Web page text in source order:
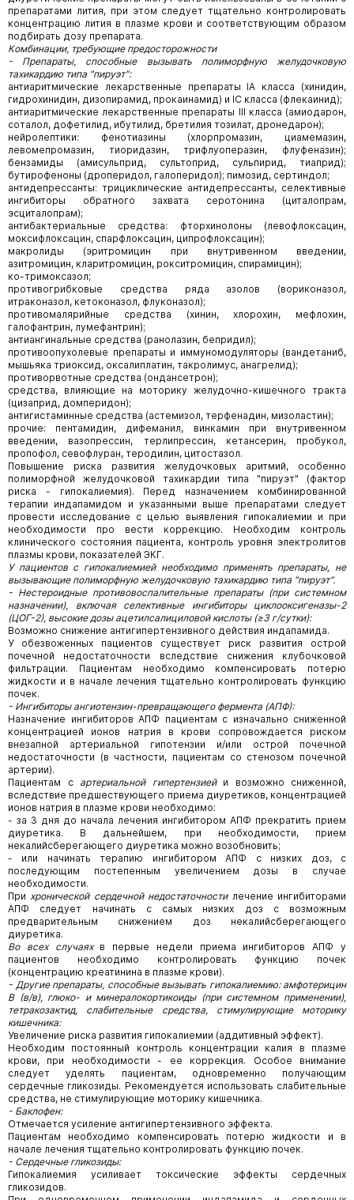
препаратами лития, при этом следует тщательно контролировать
концентрацию лития в плазме крови и соответствующим образом
подбирать дозу препарата.
Комбинации, требующие предосторожности
- Препараты, способные вызывать полиморфную желудочковую
тахикардию типа "пируэт":
антиаритмические лекарственные препараты IA класса (хинидин,
гидрохинидин, дизопирамид, прокаинамид) и IC класса (флекаинид);
антиаритмические лекарственные препараты III класса (амиодарон,
соталол, дофетилид, ибутилид, бретилия тозилат, дронедарон);
нейролептики: фенотиазины (хлорпромазин, циамемазин,
левомепромазин, тиоридазин, трифлуоперазин, флуфеназин);
бензамиды (амисульприд, сультoпpид, сульпирид, тиаприд);
бутирофеноны (дроперидол, галоперидол); пимозид, сертиндол;
антидепрессанты: трициклические антидепрессанты, селективные
ингибиторы обратного захвата серотонина (циталопрам,
эсциталопрам);
антибактериальные средства: фторхинолоны (левофлоксацин,
моксифлоксацин, спарфлоксацин, ципрофлоксацин);
макролиды (эритромицин при внутривенном введении,
азитромицин, кларитромицин, рокситромицин, спирамицин);
ко-тримоксазол;
противогрибковые средства ряда азолов (вopиконазол,
итраконазол, кетоконазол, флуконазол);
противомалярийные средства (хинин, хлорохин, мефлохин,
галофантрин, лумефантрин);
антиангинальные средства (ранолазин, бепридил);
противоопухолевые препараты и иммуномодуляторы (вандeтaниб,
мышьяка триоксид, оксалиплатин, такролимус, анагрелид);
противорвотные средства (ондансетрон);
средства, влияющие на моторику желудочно-кишечного тракта
(цизaпpид, домперидон);
антигистаминные средства (астемизол, терфенадин, мизоластин);
прочие: пентамидин, дифеманил, винкамин при внутривенном
введении, вазопрессин, терлипрессин, кeтaнcерин, пробукол,
пропофол, севофлуран, теродилин, цитостазол.
Повышение риска развития желудочковых аритмий, особенно
полиморфной желудочковой тахикардии типа "пируэт" (фактор
риска - гипокалиемия). Перед назначением комбинированной
терапии индапамидом и указанными выше препаратами следует
провести исследование с целью выявления гипокалиемии и при
необходимости про вести коррекцию. Необходим контроль
клинического состояния пациента, контроль уровня электролитов
плазмы крови, показателей ЭКГ.
У пациентов с гипокалиемией необходимо применять препараты, не
вызывающие полиморфную желудочковую тахикардию типа "пируэт".
- Нестероидные противовоспалительные препараты (при системном
назначении), включая селективные ингибиторы циклооксигеназы-2
(ЦОГ-2), высокие дозы ацетилсалициловой кислоты (≥3 г/сутки):
Возможно снижение антигипертензивного действия индапамида.
У обезвоженных пациентов существует риск развития острой
почечной недостаточности вследствие снижения клубочковой
фильтрации. Пациентам необходимо компенсировать потерю
жидкости и в начале лечения тщательно контролировать функцию
почек.
- Ингибиторы ангиотензин-превращающего фермента (АПФ):
Назначение ингибиторов АПФ пациентам с изначально сниженной
концентрацией ионов натрия в крови сопровождается риском
внезапной артериальной гипотензии и/или острой почечной
недостаточности (в частности, пациентам со стенозом почечной
артерии).
Пациентам с артериальной гипертензиейи возможно сниженной,
вследствие предшествующего приема диуретиков, концентрацией
ионов натрия в плазме крови необходимо:
- за 3 дня до начала лечения ингибитором АПФ прекратить прием
диуретика. В дальнейшем, при необходимости, прием
некалийсберегающего диуретика можно возобновить;
- или начинать терапию ингибитором АПФ с низких доз, с
последующим постепенным увеличением дозы в случае
необходимости.
Прихронической сердечной недостаточностилечение ингибиторами
АПФ следует начинать с самых низких доз с возможным
предварительным снижением доз некалийсберегающего
диуретика.
Во всех случаяхв первые недели приема ингибиторов АПФ у
пациентов необходимо контролировать функцию почек
(концентрацию креатинина в плазме крови).
- Другие препараты, способные вызывать гипокалиемию: амфотерицин
B (в/в), глюко- и минералокортикоиды (при системном применении),
тетракозактид, слабительные средства, стимулирующие моторику
кишечника:
Увеличение риска развития гипокалиемии (аддитивный эффект).
Необходим постоянный контроль концентрации калия в плазме
крови, при необходимости - ее коррекция. Особое внимание
следует уделять пациентам, одновременно получающим
сердечные гликозиды. Рекомендуется использовать слабительные
средства, не стимулирующие моторику кишечника.
- Баклофен:
Отмечается усиление антигипертензивного эффекта.
Пациентам необходимо компенсировать потерю жидкости и в
начале лечения тщательно контролировать функцию почек.
- Сердечные гликозиды:
Гипокалиемия усиливает токсические эффекты сердечных
гликозидов.